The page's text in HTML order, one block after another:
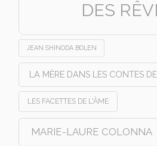
DES
JEAN SHINODA BOLEN
LA MÈRE DANS LES CONTES
LES FACETTES DE L'ÂME
MARIE-LAURE COLONNA